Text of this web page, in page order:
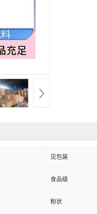
见包装
食品级
粉状